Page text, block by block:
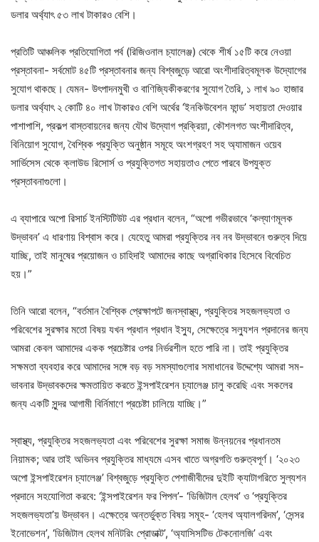
ডলার অর্থ্যাৎ ৫৩ লাখ টাকারও বেশি।
প্রতিটি আঞ্চলিক প্রতিযোগিতা পর্ব (রিজিওনাল চ্যালেঞ্জ) থেকে শীর্ষ ১৫টি করে নেওয়া
প্রস্তাবনা- সর্বমোট ৪৫টি প্রস্তাবনার জন্য বিশ্বজুড়ে আরো অংশীদারিত্বমূলক উদ্যোগের
সুযোগ থাকছে। যেমন- উৎপাদনমুখী ও বাণিজ্যিকীকরণের সুযোগ তৈরি, ১ লাখ ৯০ হাজার
ডলার অর্থ্যাৎ ২ কোটি ৪০ লাখ টাকারও বেশি অর্থের ‘ইনকিউবেশন ফান্ড’ সহায়তা দেওয়ার
পাশাপাশি, প্রকল্প বাস্তবায়নের জন্য যৌথ উদ্যোগ প্রক্রিয়া, কৌশলগত অংশীদারিত্ব,
বিনিয়োগ সুযোগ, বৈশ্বিক প্রযুক্তি অনুষ্ঠান সমূহে অংশগ্রহণ সহ অ্যামাজন ওয়েব
সার্ভিসেস থেকে ক্লাউড রিসোর্স ও প্রযুক্তিগত সহায়তাও পেতে পারবে উপযুক্ত
প্রস্তাবনাগুলো।
এ ব্যাপারে অপো রিসার্চ ইনস্টিটিউট এর প্রধান বলেন, “অপো গভীরভাবে ‘কল্যাণমূলক
উদ্ভাবন’ এ ধারণায় বিশ্বাস করে। যেহেতু আমরা প্রযুক্তির নব নব উদ্ভাবনে গুরুত্ব দিয়ে
যাচ্ছি, তাই মানুষের প্রয়োজন ও চাহিদাই আমাদের কাছে অগ্রাধিকার হিসেবে বিবেচিত
হয়।”
তিনি আরো বলেন, “বর্তমান বৈশ্বিক প্রেক্ষাপটে জনস্বাস্থ্য, প্রযুক্তির সহজলভ্যতা ও
পরিবেশের সুরক্ষার মতো বিষয় যখন প্রধান প্রধান ইস্যু, সেক্ষেত্রে সল্যুশন প্রদানের জন্য
আমরা কেবল আমাদের একক প্রচেষ্টার ওপর নির্ভরশীল হতে পারি না। তাই প্রযুক্তির
সক্ষমতা ব্যবহার করে আমাদের সঙ্গে বড় বড় সমস্যাগুলোর সমাধানের উদ্দেশ্যে আমরা সম-
ভাবনার উদ্ভাবকদের ক্ষমতায়িত করতে ইন্সপাইরেশন চ্যালেঞ্জ চালু করেছি এবং সকলের
জন্য একটি সুন্দর আগামী বির্নিমাণে প্রচেষ্টা চালিয়ে যাচ্ছি।”
স্বাস্থ্য, প্রযুক্তির সহজলভ্যতা এবং পরিবেশের সুরক্ষা সমাজ উন্নয়নের প্রধানতম
নিয়ামক; আর তাই অভিনব প্রযুক্তির মাধ্যমে এসব খাতে অগ্রগতি গুরুত্বপূর্ণ। ‘২০২৩
অপো ইন্সপাইরেশন চ্যালেঞ্জ’ বিশ্বজুড়ে প্রযুক্তি পেশাজীবীদের দুইটি ক্যাটাগরিতে সুল্যশন
প্রদানে সহযোগিতা করবে: ‘ইন্সপাইরেশন ফর পিপল’- ‘ডিজিটাল হেলথ’ ও ‘প্রযুক্তির
সহজলভ্যতা’য় উদ্ভাবন। এক্ষেত্রে অন্তর্ভুক্ত বিষয় সমূহ- ‘হেলথ অ্যালগরিদম’, ‘সেন্সর
ইনোভেশন’, ‘ডিজিটাল হেলথ মনিটরিং প্রোডাক্ট’, ‘অ্যাসিসটিভ টেকনোলজি’ এবং